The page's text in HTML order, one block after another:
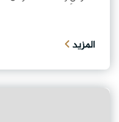
المزيد